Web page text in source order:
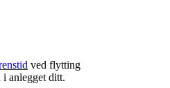
ved flytting
anlegget ditt.